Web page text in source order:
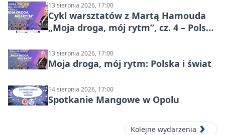
13 sierpnia 2026, 17:00
Cykl warsztatów z Martą Hamouda
„Moja droga, mój rytm”, cz. 4 – Polska
13 sierpnia 2026, 17:00
Moja droga, mój rytm: Polska i świat
14 sierpnia 2026, 17:00
Spotkanie Mangowe w Opolu
Kolejne wydarzenia